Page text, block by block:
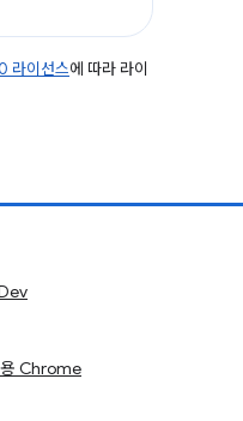
라이선스에 따라 라이
Chrome